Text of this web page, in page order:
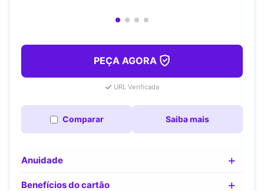
PEÇA AGORA
URL Verificada
Comparar Saiba mais
Anuidade
Benefícios do cartão